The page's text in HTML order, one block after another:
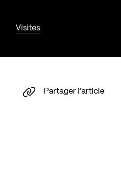
Visites
Partager l'article